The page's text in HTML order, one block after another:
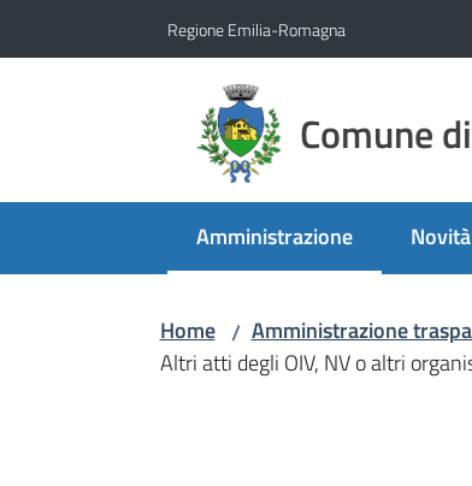
Regione Emilia-Romagna
Comune
Amministrazione
Menu selezionato Novità
Home / Amministrazione
Altri atti degli OIV, NV o altri